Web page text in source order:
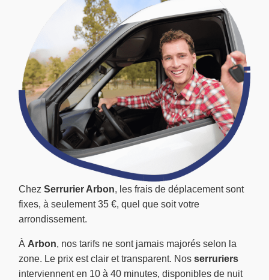
Chez Serrurier Arbon, les frais de déplacement sont
fixes, à seulement 35 €, quel que soit votre
arrondissement.
À Arbon, nos tarifs ne sont jamais majorés selon la
zone. Le prix est clair et transparent. Nos serruriers
interviennent en 10 à 40 minutes, disponibles de nuit